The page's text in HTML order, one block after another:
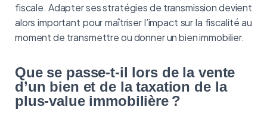
fiscale. Adapter ses stratégies de transmission devient
alors important pour maîtriser l’impact sur la fiscalité au
moment de transmettre ou donner un bien immobilier.
Que se passe-t-il lors de la vente
d’un bien et de la taxation de la
plus-value immobilière ?